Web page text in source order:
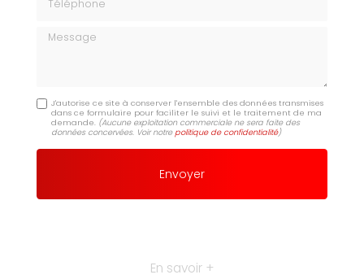
Message
J'autorise ce site à conserver l'ensemble des données transmises
dans ce formulaire pour faciliter le suivi et le traitement de ma
demande. (Aucune exploitation commerciale ne sera faite des
données concervées. Voir notre politique de confidentialité)
En savoir +